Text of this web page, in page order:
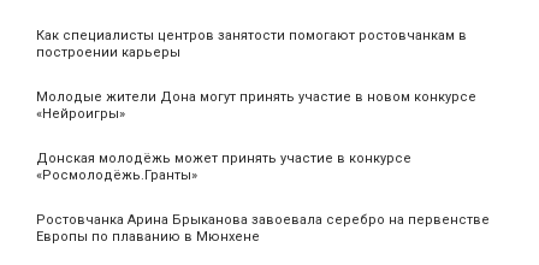
Как специалисты центров занятости помогают ростовчанкам в
построении карьеры
Молодые жители Дона могут принять участие в новом конкурсе
«Нейроигры»
Донская молодёжь может принять участие в конкурсе
«Росмолодёжь.Гранты»
Ростовчанка Арина Брыканова завоевала серебро на первенстве
Европы по плаванию в Мюнхене